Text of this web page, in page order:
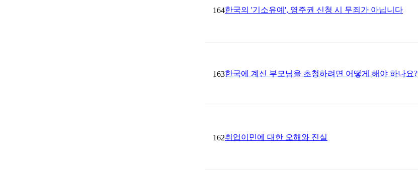
164한국의 '기소유예', 영주권 신청 시 무죄가 아닙니다
163한국에 계신 부모님을 초청하려면 어떻게 해야 하나요?
162취업이민에 대한 오해와 진실